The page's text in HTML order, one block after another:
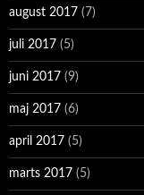
august 2017 (7)
juli 2017 (5)
juni 2017 (9)
maj 2017 (6)
april 2017 (5)
marts 2017 (5)